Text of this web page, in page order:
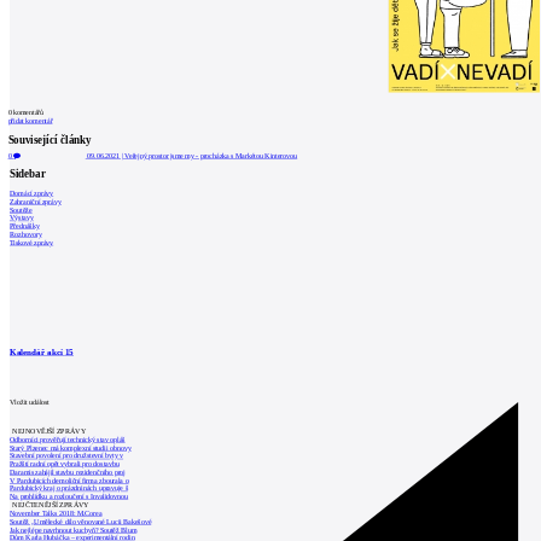
0komentářů
přidat komentář
Související články
0 09.06.2021 |Veřejný prostor jsme my - procházka s Markétou Kinterovou
Sidebar
Domácí zprávy
Zahraniční zprávy
Soutěže
Výstavy
Přednášky
Rozhovory
Tiskové zprávy
Kalendář akcí 15
Vložit událost
NEJNOVĚJŠÍ ZPRÁVY
Odborníci prověřují technický stav opláš
Starý Plzenec má komplexní studii obnovy
Stavební povolení pro družstevní byty v
Pražští radní opět vybrali pro dostavbu
Daramis zahájil stavbu rezidenčního proj
V Pardubicích demoliční firma zbourala o
Pardubický kraj o prázdninách upravuje š
Na prohlídku a rozloučení s Invalidovnou
NEJČTENĚJŠÍ ZPRÁVY
November Talks 2018: M.Corea
Soutěž „Umělecké dílo věnované Lucii Bakešové
Jak nejlépe navrhnout kuchyň? Soutěž Blum
Dům Karla Hubáčka – experimentální rodin